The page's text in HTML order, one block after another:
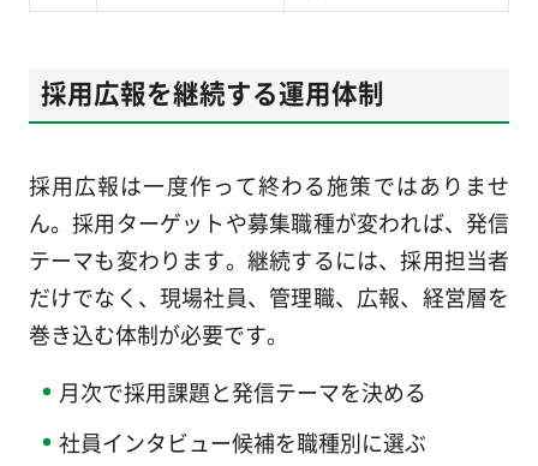
採用広報を継続する運用体制
採用広報は一度作って終わる施策ではありませ
ん。採用ターゲットや募集職種が変われば、発信
テーマも変わります。継続するには、採用担当者
だけでなく、現場社員、管理職、広報、経営層を
巻き込む体制が必要です。
月次で採用課題と発信テーマを決める
社員インタビュー候補を職種別に選ぶ